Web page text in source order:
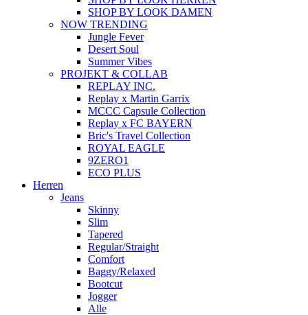
SHOP BY LOOK DAMEN
NOW TRENDING
Jungle Fever
Desert Soul
Summer Vibes
PROJEKT & COLLAB
REPLAY INC.
Replay x Martin Garrix
MCCC Capsule Collection
Replay x FC BAYERN
Bric's Travel Collection
ROYAL EAGLE
9ZERO1
ECO PLUS
Herren
Jeans
Skinny
Slim
Tapered
Regular/Straight
Comfort
Baggy/Relaxed
Bootcut
Jogger
Alle